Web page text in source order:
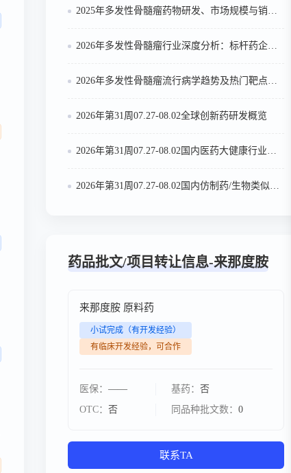
2025年多发性骨髓瘤药物研发、市场规模与销售趋势全解析
2026年多发性骨髓瘤行业深度分析：标杆药企案例与技术迭代研判
2026年多发性骨髓瘤流行病学趋势及热门靶点药物市场表现洞察
2026年第31周07.27-08.02全球创新药研发概览
2026年第31周07.27-08.02国内医药大健康行业政策法规汇总
2026年第31周07.27-08.02国内仿制药/生物类似物申报/审批数据分析
药品批文/项目转让信息-来那度胺
来那度胺 原料药
小试完成（有开发经验）
有临床开发经验，可合作
医保： —— 基药： 否
OTC： 否 同品种批文数： 0
联系TA